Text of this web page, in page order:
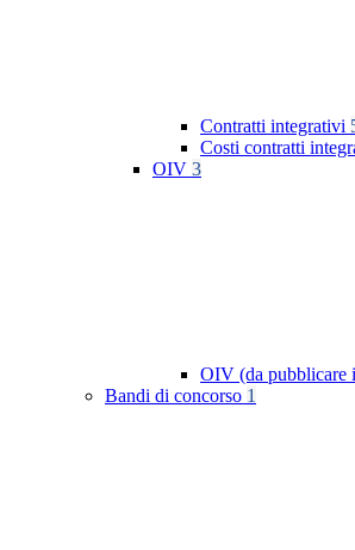
Contratti integrativi
Costi contratti
OIV 3
OIV (da pubblicare
Bandi di concorso 1